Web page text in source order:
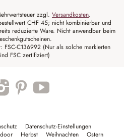
zzgl. Versandkosten.
CHF 45; nicht kombinierbar und
reduzierte Ware. Nicht anwendbar beim
FSC-C136992 (Nur als solche markierten
FSC zertifiziert)
Datenschutz-Einstellungen
Herbst Weihnachten Ostern